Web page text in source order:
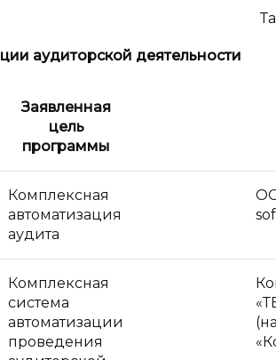
аудиторской деятельности
Заявленная
цель
программы
Комплексная
автоматизация
аудита
Комплексная
система
автоматизации
проведения